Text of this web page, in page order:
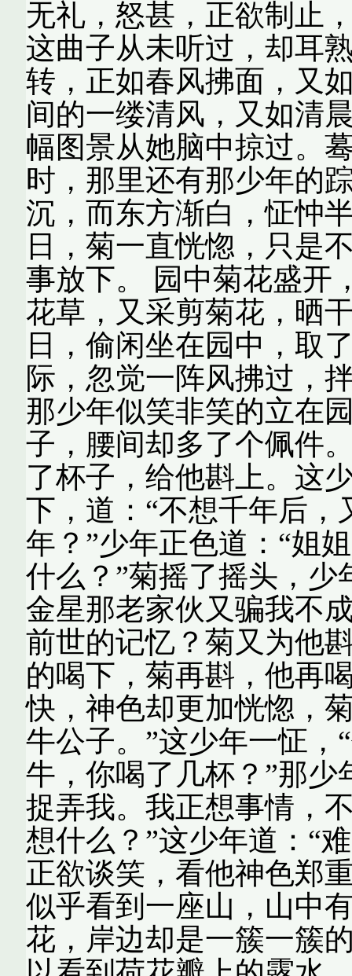
无礼，怒甚，正欲制止
这曲子从未听过，却耳
转，正如春风拂面，又
间的一缕清风，又如清
幅图景从她脑中掠过。
时，那里还有那少年的
沉，而东方渐白，怔忡
日，菊一直恍惚，只是
事放下。 园中菊花盛开
花草，又采剪菊花，晒
日，偷闲坐在园中，取
际，忽觉一阵风拂过，
那少年似笑非笑的立在
子，腰间却多了个佩件
了杯子，给他斟上。这
下，道：“不想千年后，
年？”少年正色道：“姐
什么？”菊摇了摇头，
金星那老家伙又骗我不
前世的记忆？菊又为他
的喝下，菊再斟，他再
快，神色却更加恍惚，
牛公子。”这少年一怔，
牛，你喝了几杯？”那少
捉弄我。我正想事情，
想什么？”这少年道：“
正欲谈笑，看他神色郑
似乎看到一座山，山中
花，岸边却是一簇一簇